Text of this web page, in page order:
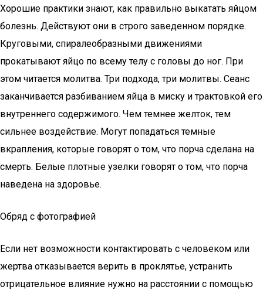
Хорошие практики знают, как правильно выкатать яйцом
болезнь. Действуют они в строго заведенном порядке.
Круговыми, спиралеобразными движениями
прокатывают яйцо по всему телу с головы до ног. При
этом читается молитва. Три подхода, три молитвы. Сеанс
заканчивается разбиванием яйца в миску и трактовкой его
внутреннего содержимого. Чем темнее желток, тем
сильнее воздействие. Могут попадаться темные
вкрапления, которые говорят о том, что порча сделана на
смерть. Белые плотные узелки говорят о том, что порча
наведена на здоровье.
Обряд с фотографией
Если нет возможности контактировать с человеком или
жертва отказывается верить в проклятье, устранить
отрицательное влияние нужно на расстоянии с помощью